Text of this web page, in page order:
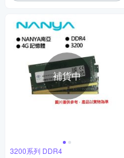
補貨中
3200系列 DDR4